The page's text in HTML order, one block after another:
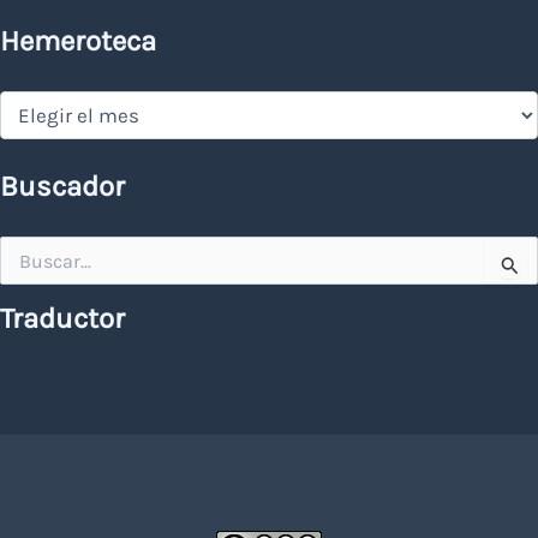
Hemeroteca
Hemeroteca
Buscador
por:
Traductor